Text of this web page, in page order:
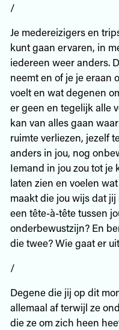
/
Je medereizigers en
kunt gaan ervaren, in
iedereen weer anders.
neemt en of je je eraan
voelt en wat degenen
er geen en tegelijk alle
kan van alles gaan
ruimte verliezen, jezelf
anders in jou, nog
Iemand in jou zou tot je
laten zien en voelen
maakt die jou wijs dat
een tête-à-tête tussen
onderbewustzijn? En
die twee? Wie gaat er
/
Degene die jij op dit
allemaal af terwijl ze
die ze om zich heen